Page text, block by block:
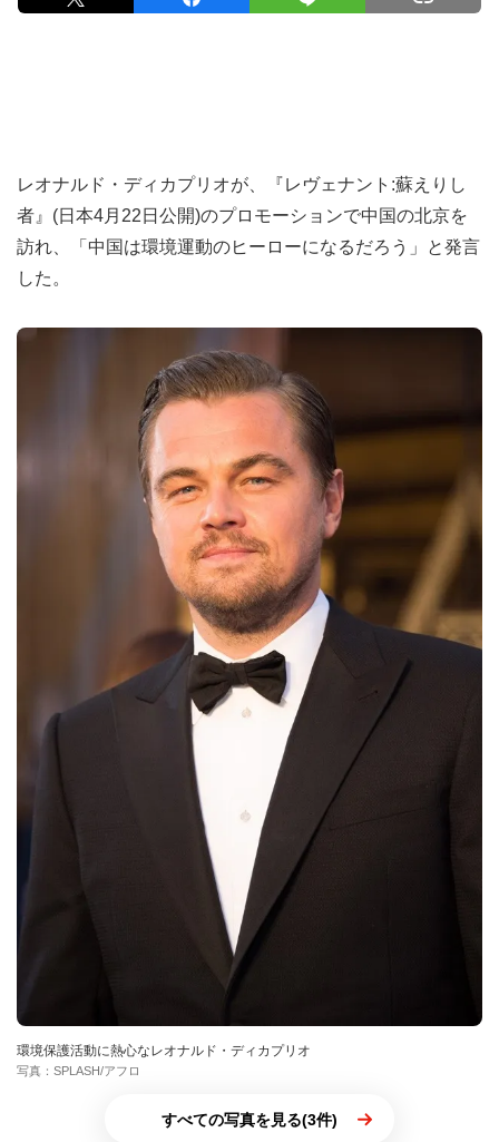
レオナルド・ディカプリオが、『レヴェナント:蘇えりし
者』(日本4月22日公開)のプロモーションで中国の北京を
訪れ、「中国は環境運動のヒーローになるだろう」と発言
した。
環境保護活動に熱心なレオナルド・ディカプリオ
写真：SPLASH/アフロ
すべての写真を見る(3件)